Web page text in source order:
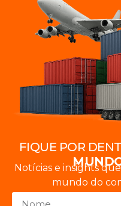
FIQUE POR
Notícias e insights
mundo do